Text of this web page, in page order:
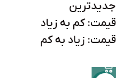
جدیدترین
قیمت: کم به زیاد
قیمت: زیاد به کم